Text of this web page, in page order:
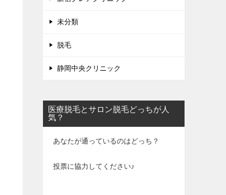
未分類
脱毛
静岡中央クリニック
医療脱毛とサロン脱毛どっちが人
気？
あなたが通っているのはどっち？
投票に協力してください♪